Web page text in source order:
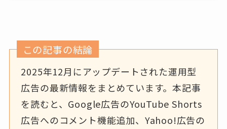
この記事の結論
2025年12月にアップデートされた運用型
広告の最新情報をまとめています。本記事
を読むと、Google広告のYouTube Shorts
広告へのコメント機能追加、Yahoo!広告の